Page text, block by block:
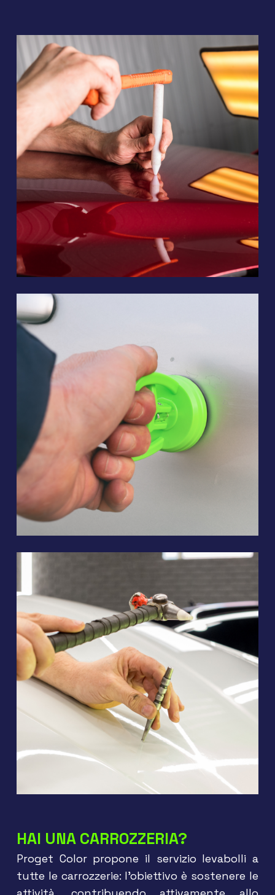
HAI UNA CARROZZERIA?
Proget Color propone il servizio levabolli a
tutte le carrozzerie: l’obiettivo è sostenere le